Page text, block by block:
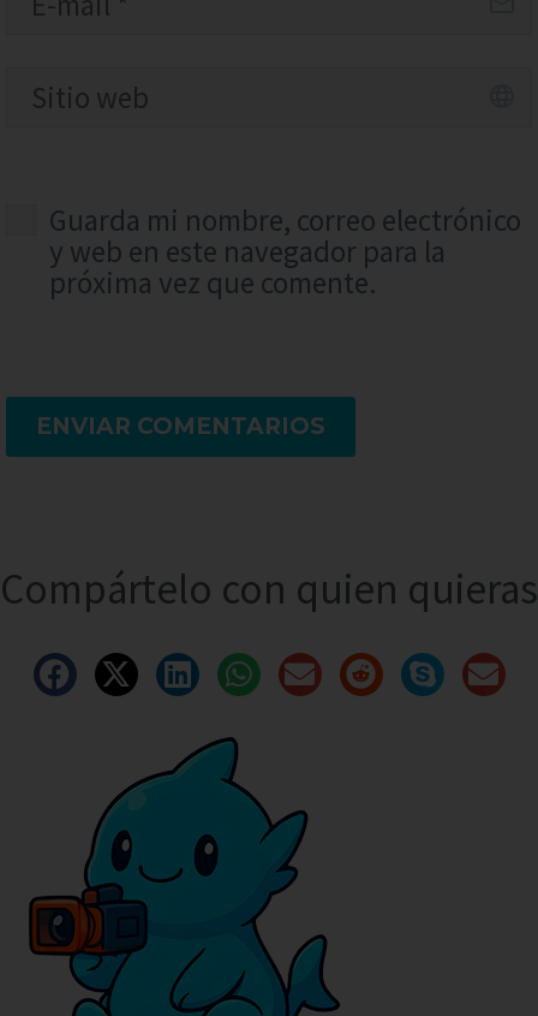
Guarda mi nombre, correo electrónico
y web en este navegador para la
próxima vez que comente.
ENVIAR COMENTARIOS
Compártelo con quien quieras